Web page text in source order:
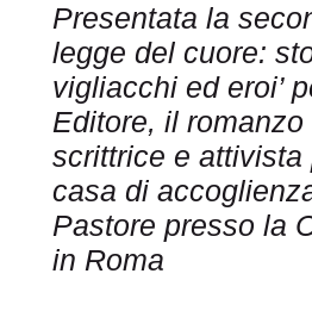
Presentata la
legge del cuore:
vigliacchi ed eroi’
Editore, il
scrittrice e
casa di
Pastore presso la
in Roma